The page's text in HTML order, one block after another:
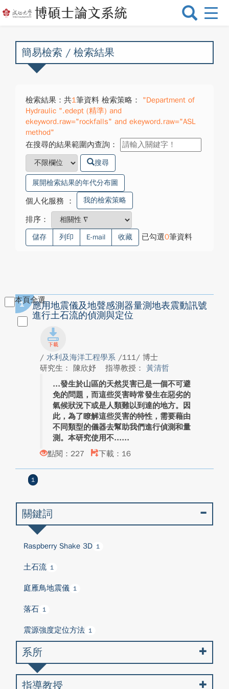
選
換
簡易檢索 / 檢索結果
檢索結果：共1筆資料 檢索策略：
"Department of
Hydraulic ".edept (精準) and
ekeyword.raw="rockfalls" and ekeyword.raw="ASL
method"
在搜尋的結果範圍內查詢：
搜尋
展開檢索結果的年代分布圖
個人化服務 ： 我的檢索策略
排序：
儲存 列印 E-mail 收藏 已勾選0筆資料
本頁全選
1
應用地震儀及地聲感測器量測地表震動訊號
進行土石流的偵測與定位
/ 水利及海洋工程學系 /111/ 博士
研究生： 陳欣妤
指導教授： 黃清哲
發生於山區的天然災害已是一個不可避
免的問題，而這些災害時常發生在惡劣的
氣候狀況下或是人類難以到達的地方。因
此，為了瞭解這些災害的特性，需要藉由
不同類型的儀器去幫助我們進行偵測和量
測。本研究使用不...
點閱：227
下載：16
1
關鍵詞
Raspberry Shake 3D 1
土石流 1
庭雁鳥地震儀 1
落石 1
震源強度定位方法 1
系所
指導教授